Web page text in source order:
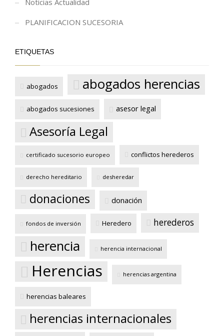
PLANIFICACION SUCESORIA
ETIQUETAS
abogados abogados herencias
abogados sucesiones asesor legal
Asesoría Legal
certificado sucesorio europeo conflictos herederos
derecho hereditario desheredar
donaciones donación
fondos de inversión Heredero herederos
herencia herencia internacional
Herencias herencias argentina
herencias baleares
herencias internacionales